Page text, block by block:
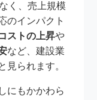
く、売上規模
のインパクト
ストの上昇や
など、建設業
見られます。
にもかかわら